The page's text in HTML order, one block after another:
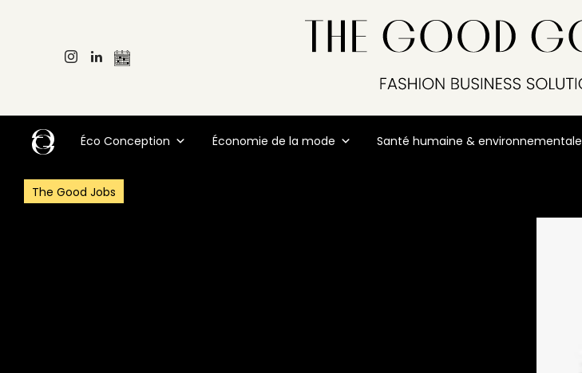
Éco Conception Économie de la mode Santé humaine & environnementale
The Good Jobs